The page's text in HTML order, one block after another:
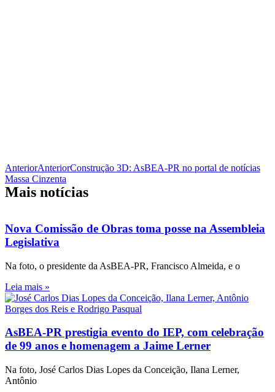
AnteriorAnteriorConstrução 3D: AsBEA-PR no portal de notícias
Massa Cinzenta
Mais notícias
Nova Comissão de Obras toma posse na Assembleia
Legislativa
Na foto, o presidente da AsBEA-PR, Francisco Almeida, e o
Leia mais »
AsBEA-PR prestigia evento do IEP, com celebração
de 99 anos e homenagem a Jaime Lerner
Na foto, José Carlos Dias Lopes da Conceição, Ilana Lerner,
Antônio